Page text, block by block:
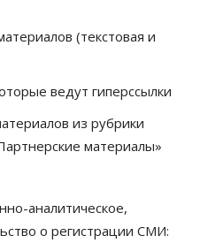
режима ЧС не будет
от атак БПЛА
(текстовая и
ведут гиперссылки
из рубрики
материалы»
аналитическое,
о регистрации СМИ: